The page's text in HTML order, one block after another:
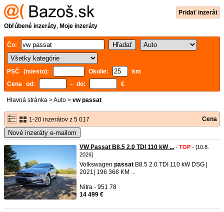
Pridať inzerát
Obľúbené inzeráty, Moje inzeráty
Čo:
PSČ (miesto): Okolie:
km
Cena od:
- do: €
Hlavná stránka >Auto > vw passat
1-20 inzerátov z 5 017 Cena
Nové inzeráty e-mailom
VW Passat B8.5 2.0 TDI 110 kW ... - TOP - [10.8.
2026]
Volkswagen passat B8.5 2.0 TDI 110 kW DSG |
2021| 196 368 KM ...
Nitra - 951 78
14 499 €